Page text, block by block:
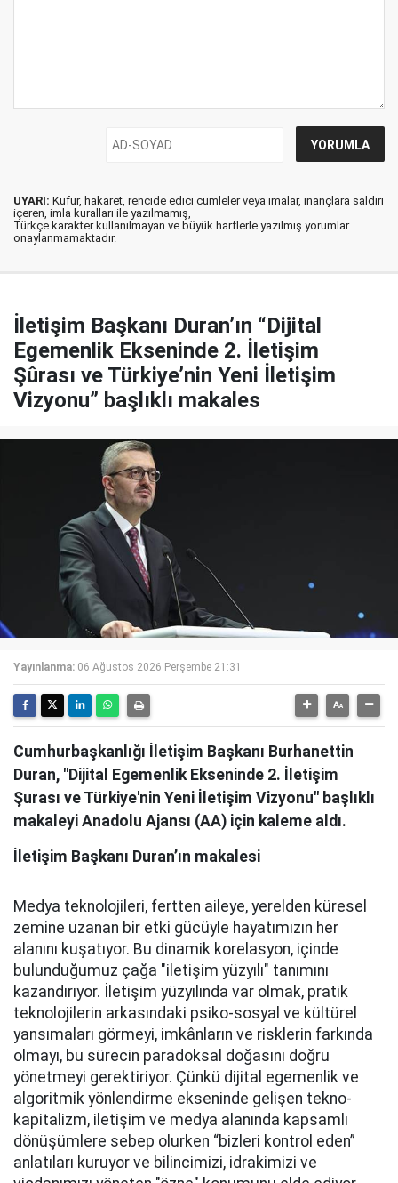
UYARI: Küfür, hakaret, rencide edici cümleler veya imalar, inançlara saldırı
içeren, imla kuralları ile yazılmamış,
Türkçe karakter kullanılmayan ve büyük harflerle yazılmış yorumlar
onaylanmamaktadır.
İletişim Başkanı Duran’ın “Dijital
Egemenlik Ekseninde 2. İletişim
Şûrası ve Türkiye’nin Yeni İletişim
Vizyonu” başlıklı makales
Yayınlanma: 06 Ağustos 2026 Perşembe 21:31
Cumhurbaşkanlığı İletişim Başkanı Burhanettin
Duran, "Dijital Egemenlik Ekseninde 2. İletişim
Şurası ve Türkiye'nin Yeni İletişim Vizyonu" başlıklı
makaleyi Anadolu Ajansı (AA) için kaleme aldı.
İletişim Başkanı Duran’ın makalesi
Medya teknolojileri, fertten aileye, yerelden küresel
zemine uzanan bir etki gücüyle hayatımızın her
alanını kuşatıyor. Bu dinamik korelasyon, içinde
bulunduğumuz çağa "iletişim yüzyılı" tanımını
kazandırıyor. İletişim yüzyılında var olmak, pratik
teknolojilerin arkasındaki psiko-sosyal ve kültürel
yansımaları görmeyi, imkânların ve risklerin farkında
olmayı, bu sürecin paradoksal doğasını doğru
yönetmeyi gerektiriyor. Çünkü dijital egemenlik ve
algoritmik yönlendirme ekseninde gelişen tekno-
kapitalizm, iletişim ve medya alanında kapsamlı
dönüşümlere sebep olurken “bizleri kontrol eden”
anlatıları kuruyor ve bilincimizi, idrakimizi ve